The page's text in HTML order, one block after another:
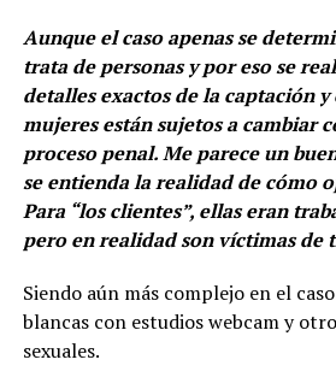
Aunque el caso apenas se
trata de personas y por eso se
detalles exactos de la captación y
mujeres están sujetos a cambiar
proceso penal. Me parece un
se entienda la realidad de cómo
Para “los clientes”, ellas eran
pero en realidad son víctimas de
Siendo aún más complejo en el
blancas con estudios webcam y
sexuales.